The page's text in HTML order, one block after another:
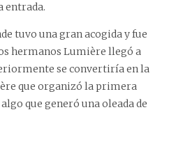
entrada.
tuvo una gran acogida y fue
hermanos Lumière llegó a
se convertiría en la
que organizó la primera
que generó una oleada de